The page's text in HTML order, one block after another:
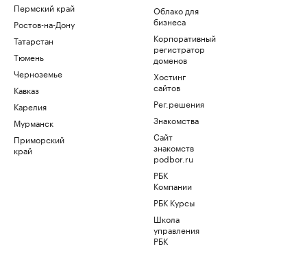
Пермский край
Ростов-на-Дону
Татарстан
Тюмень
Черноземье
Кавказ
Карелия
Мурманск
Приморский
край
Облако для
бизнеса
Корпоративный
регистратор
доменов
Хостинг
сайтов
Рег.решения
Знакомства
Сайт
знакомств
podbor.ru
РБК
Компании
РБК Курсы
Школа
управления
РБК